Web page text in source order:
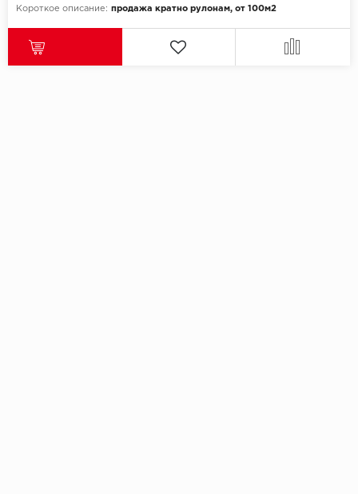
Короткое описание: продажа кратно рулонам, от 100м2